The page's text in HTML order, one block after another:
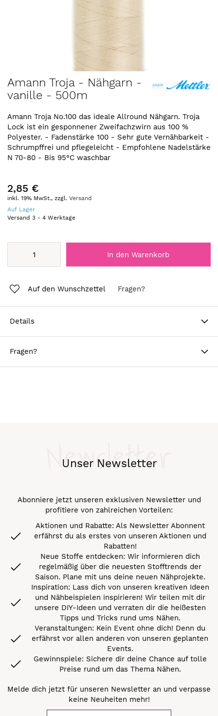
Anfang
der
springen
Amann Troja - Nähgarn -
vanille - 500m
Amann Troja No.100 das ideale Allround Nähgarn. Troja
Lock ist ein gesponnener Zweifachzwirn aus 100 %
Polyester. - Fadenstärke 100 - Sehr gute Vernähbarkeit -
Schrumpffrei und pflegeleicht - Empfohlene Nadelstärke
N 70-80 - Bis 95°C waschbar
2,85 €
inkl. 19% MwSt., zzgl. Versand
Auf Lager
Versand 3 - 4 Werktage
In den Warenkorb
Auf den Wunschzettel Fragen?
Details
Fragen?
Unser Newsletter
Newsletter
Abonniere jetzt unseren exklusiven Newsletter und
profitiere von zahlreichen Vorteilen:
Aktionen und Rabatte: Als Newsletter Abonnent
erfährst du als erstes von unseren Aktionen und
Rabatten!
Neue Stoffe entdecken: Wir informieren dich
regelmäßig über die neuesten Stofftrends der
Saison. Plane mit uns deine neuen Nähprojekte.
Inspiration: Lass dich von unseren kreativen Ideen
und Nähbeispielen inspirieren! Wir teilen mit dir
unsere DIY-Ideen und verraten dir die heißesten
Tipps und Tricks rund ums Nähen.
Veranstaltungen: Kein Event ohne dich! Denn du
erfährst vor allen anderen von unseren geplanten
Events.
Gewinnspiele: Sichere dir deine Chance auf tolle
Preise rund um das Thema Nähen.
Melde dich jetzt für unseren Newsletter an und verpasse
keine Neuheiten mehr!